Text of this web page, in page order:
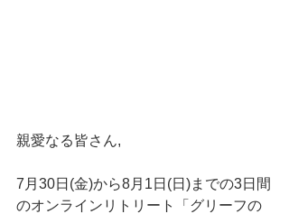
親愛なる皆さん,
7月30日(金)から8月1日(日)までの3日間
のオンラインリトリート「グリーフの